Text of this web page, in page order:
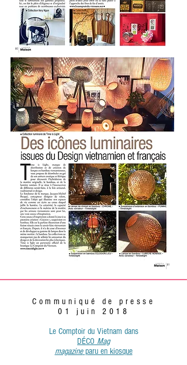
Communiqué de presse
01 juin 2018
Le Comptoir du Vietnam dans
DÉCO Mag
magazineparu en kiosque